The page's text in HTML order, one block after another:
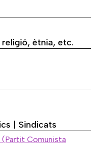
ètnia, etc.
| Sindicats
(Partit Comunista